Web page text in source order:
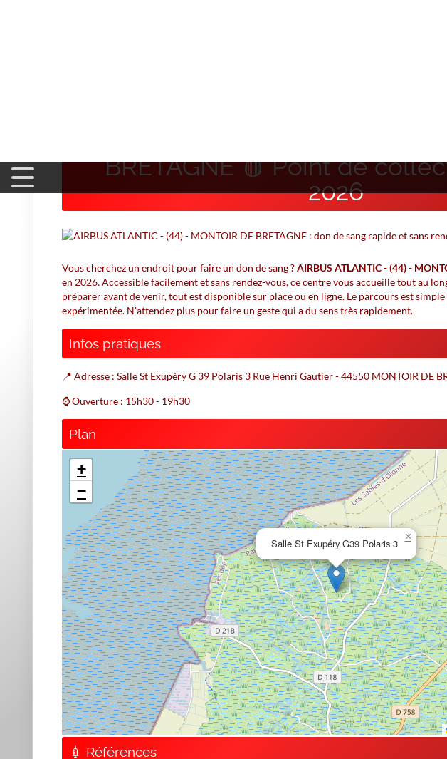
BRETAGNE 🩸 Point de
2026
Vous cherchez un endroit pour faire un don de sang ?AIRBUS ATLANTIC - (44) -
en 2026. Accessible facilement et sans rendez-vous, ce centre vous accueille tout au
préparer avant de venir, tout est disponible sur place ou en ligne. Le parcours est
expérimentée. N'attendez plus pour faire un geste qui a du sens très rapidement.
Infos pratiques
📍 Adresse : Salle St Exupéry G 39 Polaris 3 Rue Henri Gautier - 44550 MONTOIR DE
⌚ Ouverture : 15h30 - 19h30
Plan
Salle St Exupéry G39 Polaris 3
×
+
−
💉 Références